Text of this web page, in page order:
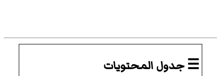
☰ جدول المحتويات